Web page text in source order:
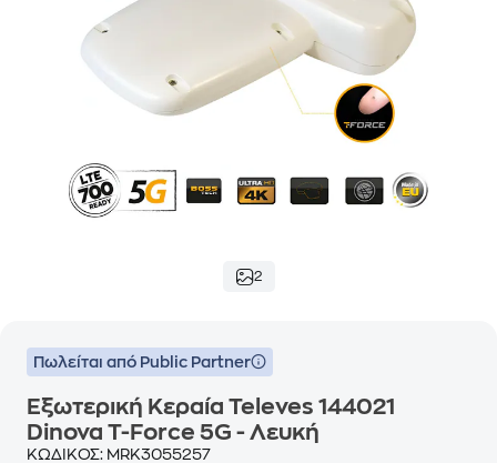
2
Πωλείται από Public Partner
Εξωτερική Κεραία Televes 144021
Dinova T-Force 5G - Λευκή
ΚΩΔΙΚΟΣ: MRK3055257